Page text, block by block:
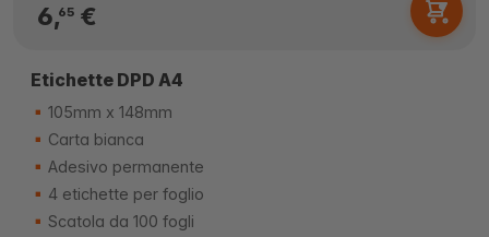
6,65€
Etichette DPD A4
105mm x 148mm
Carta bianca
Adesivo permanente
4 etichette per foglio
Scatola da 100 fogli